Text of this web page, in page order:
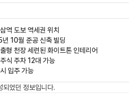
역 도보 역세권 위치
10월 준공 신축 빌딩
형 천장 세련된 화이트톤 인테리어
식 주차 12대 가능
입주 가능
되었던 정보입니다.